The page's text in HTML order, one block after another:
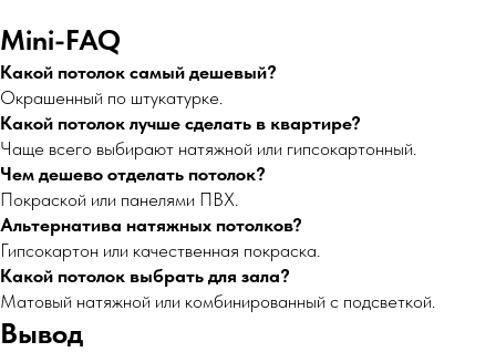
Mini-FAQ
Какой потолок самый дешевый?
Окрашенный по штукатурке.
Какой потолок лучше сделать в квартире?
Чаще всего выбирают натяжной или гипсокартонный.
Чем дешево отделать потолок?
Покраской или панелями ПВХ.
Альтернатива натяжных потолков?
Гипсокартон или качественная покраска.
Какой потолок выбрать для зала?
Матовый натяжной или комбинированный с подсветкой.
Вывод